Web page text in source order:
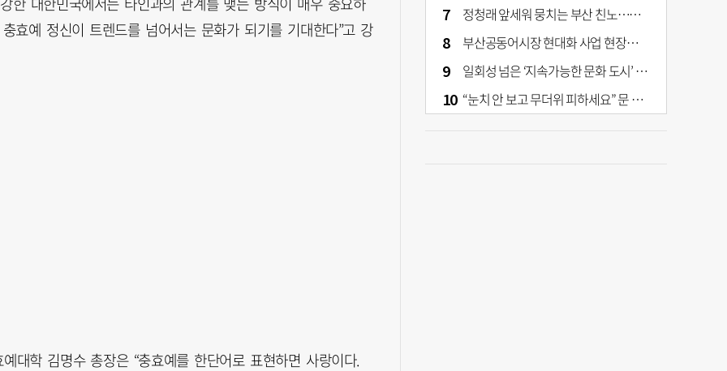
효예 정신이 트렌드를 넘어서는 문화가 되기를 기대한다”고 강
대학 김명수 총장은 “충효예를 한단어로 표현하면 사랑이다.
정청래 앞세워 뭉치는 부산 친노…전대 결과가 부산 민주 세력 판도 바꾼다
부산공동어시장 현대화 사업 현장서 오염토 발견
일회성 넘은 ‘지속가능한 문화 도시’ 원동력은 시민 지지 [부산은 열려 있다]
“눈치 안 보고 무더위 피하세요” 문 활짝 연 은행·마트